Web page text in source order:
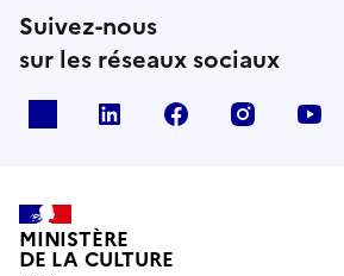
Suivez-nous
sur les réseaux sociaux
linkedin facebook instagram
MINISTÈRE
DE LA CULTURE